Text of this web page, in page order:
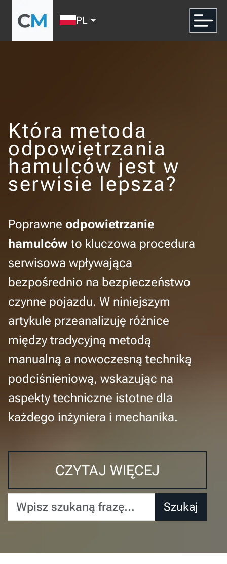
PL
Która metoda
odpowietrzania
hamulców jest w
serwisie lepsza?
Poprawne odpowietrzanie
hamulców to kluczowa procedura
serwisowa wpływająca
bezpośrednio na bezpieczeństwo
czynne pojazdu. W niniejszym
artykule przeanalizuję różnice
między tradycyjną metodą
manualną a nowoczesną techniką
podciśnieniową, wskazując na
aspekty techniczne istotne dla
każdego inżyniera i mechanika.
CZYTAJ WIĘCEJ
Wpisz szukaną frazę... Szukaj